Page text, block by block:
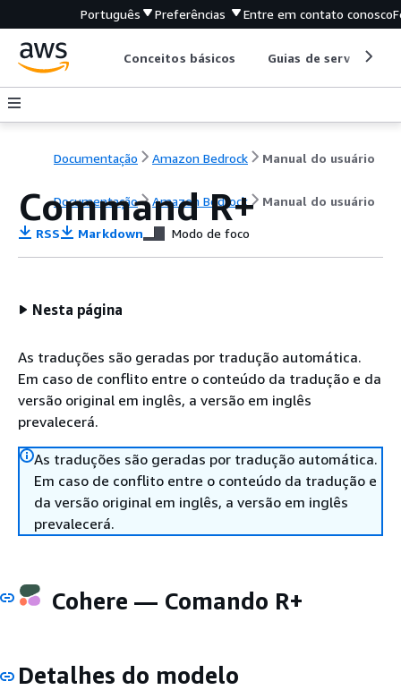
Português Preferências Entre em contato conosco
Conceitos básicos Guias de serviço
Documentação Amazon Bedrock Manual do usuário
Documentação Amazon Bedrock Manual do usuário
Command R+
RSS Markdown Modo de foco
Nesta página
As traduções são geradas por tradução automática.
Em caso de conflito entre o conteúdo da tradução e da
versão original em inglês, a versão em inglês
prevalecerá.
As traduções são geradas por tradução automática.
Em caso de conflito entre o conteúdo da tradução e
da versão original em inglês, a versão em inglês
prevalecerá.
Cohere — Comando R+
Detalhes do modelo